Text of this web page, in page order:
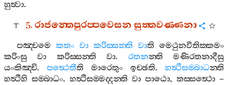
හුත්‍වා.
5.රාජන‍්තෙපුරප‍්පවෙසනසුත‍්තවණ‍්ණනා
පඤ‍්චමෙ කතං වා කරිස‍්සන‍්ති වාති මෙථුනවීතික‍්කමං
කරිංසු
වා කරිස‍්සන‍්ති වා. රතනන‍්ති
මණිරතනාදීසු
යංකිඤ‍්චි. පත්‍ථෙතීති මාරෙතුං ඉච‍්ඡති. හත්‍ථිසම‍්බාධන‍්ති
හත්‍ථීහි සම‍්බාධං. හත්‍ථිසම‍්මද‍්දන‍්ති වා පාඨො, තස‍්සත්‍ථො–